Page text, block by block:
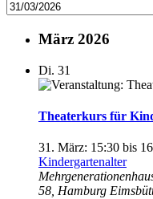
März 2026
Di. 31
Theaterkurs für
31. März: 15:30 bis
Kindergartenalter
58, Hamburg